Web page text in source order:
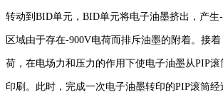
转动到BID单元，BID单元将电子油墨挤出，产
区域由于存在-900V电荷而排斥油墨的附着。接
荷，在电场力和压力的作用下使电子油墨从PIP
印刷。此时，完成一次电子油墨转印的PIP滚筒